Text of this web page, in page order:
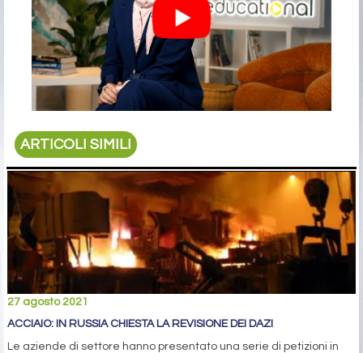
ARTICOLI SIMILI
27 agosto 2021
ACCIAIO: IN RUSSIA CHIESTA LA REVISIONE DEI DAZI
Le aziende di settore hanno presentato una serie di petizioni in